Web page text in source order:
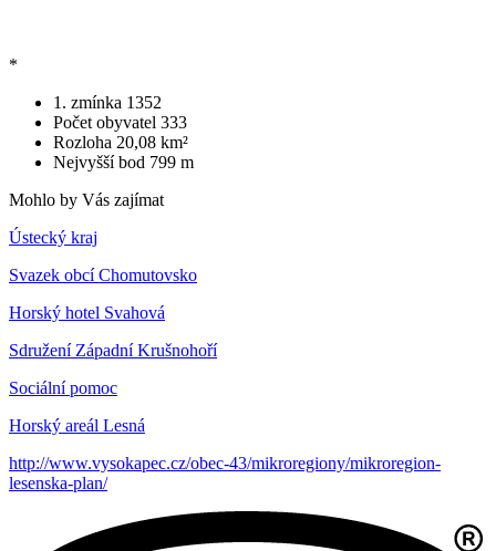
*
1. zmínka 1352
Počet obyvatel 333
Rozloha 20,08 km²
Nejvyšší bod 799 m
Mohlo by Vás zajímat
Ústecký kraj
Svazek obcí Chomutovsko
Horský hotel Svahová
Sdružení Západní Krušnohoří
Sociální pomoc
Horský areál Lesná
http://www.vysokapec.cz/obec-43/mikroregiony/mikroregion-
lesenska-plan/